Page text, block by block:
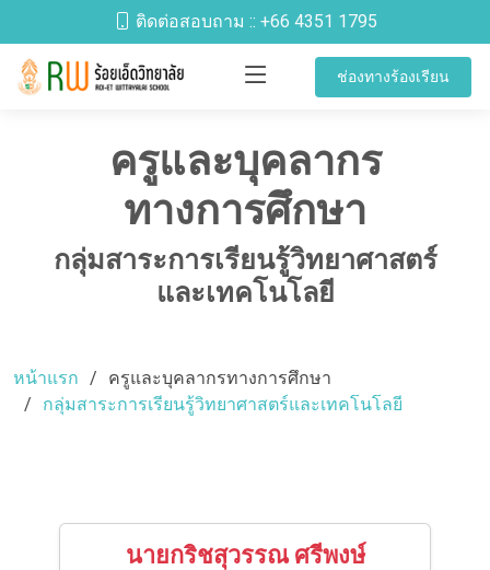
ติดต่อสอบถาม :: +66 4351 1795
ช่องทางร้องเรียน
ครูและบุคลากร
ทางการศึกษา
กลุ่มสาระการเรียนรู้วิทยาศาสตร์
และเทคโนโลยี
หน้าแรก
ครูและบุคลากรทางการศึกษา
กลุ่มสาระการเรียนรู้วิทยาศาสตร์และเทคโนโลยี
นายกริชสุวรรณ ศรีพงษ์